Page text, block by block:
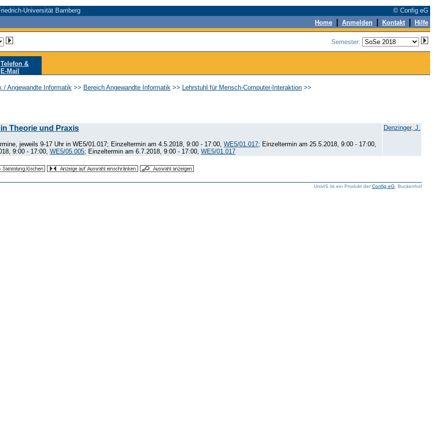
Universität Bamberg
© Config eG
Home Anmelden Kontakt Hilfe
Semester:
Telefon &
E-Mail
/ Angewandte Informatik >> Bereich Angewandte Informatik >> Lehrstuhl für Mensch-Computer-Interaktion >>
Theorie und Praxis
jeweils 9-17 Uhr in WE5/01.017; Einzeltermin am 4.5.2018, 9:00 - 17:00, WE5/01.017; Einzeltermin am 25.5.2018, 9:00 - 17:00,
9:00 - 17:00, WE5/05.005; Einzeltermin am 6.7.2018, 9:00 - 17:00, WE5/01.017
Denzinger, J.
UnivIS ist ein Produkt derConfig eG , Buckenhof